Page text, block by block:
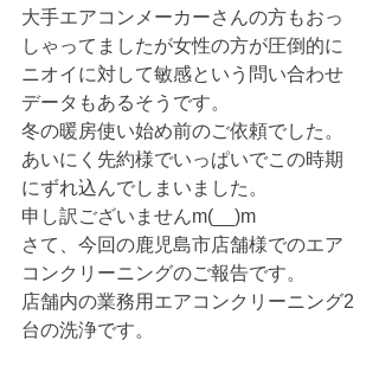
大手エアコンメーカーさんの方もおっ
しゃってましたが女性の方が圧倒的に
ニオイに対して敏感という問い合わせ
データもあるそうです。
冬の暖房使い始め前のご依頼でした。
あいにく先約様でいっぱいでこの時期
にずれ込んでしまいました。
申し訳ございませんm(__)m
さて、今回の鹿児島市店舗様でのエア
コンクリーニングのご報告です。
店舗内の業務用エアコンクリーニング2
台の洗浄です。